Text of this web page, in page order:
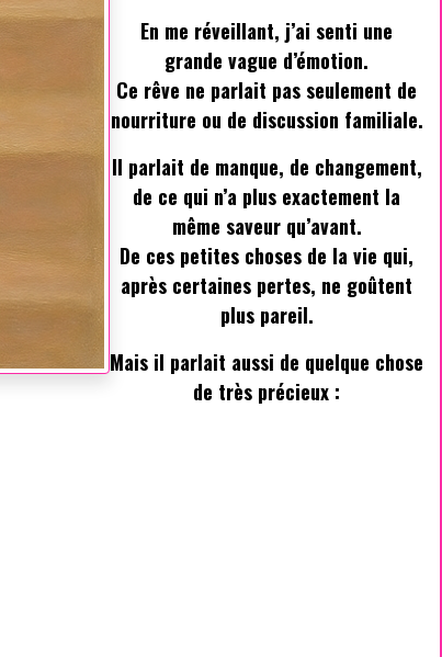
En me réveillant, j’ai senti une
grande vague d’émotion.
Ce rêve ne parlait pas seulement de
nourriture ou de discussion familiale.
Il parlait de manque, de changement,
de ce qui n’a plus exactement la
même saveur qu’avant.
De ces petites choses de la vie qui,
après certaines pertes, ne goûtent
plus pareil.
Mais il parlait aussi de quelque chose
de très précieux :